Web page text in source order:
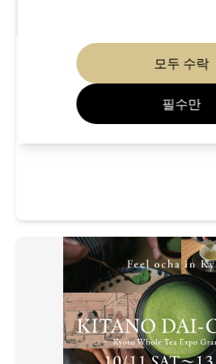
모두 수락
필수만
예술 & 문화 먹고 마시기
2025/10/21
교토의 생활에 뿌리 내린 풍습